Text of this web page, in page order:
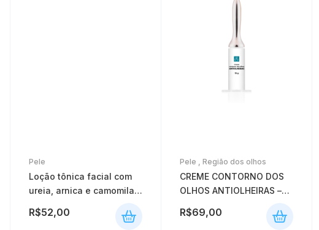
Pele
Loção tônica facial com
ureia, arnica e camomila –
R$52,00
Pele , Região dos olhos
CREME CONTORNO DOS
OLHOS ANTIOLHEIRAS –
R$69,00